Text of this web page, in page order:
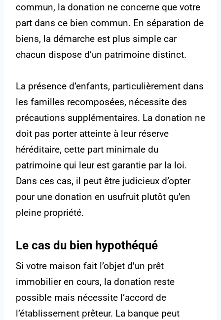
commun, la donation ne concerne que votre
part dans ce bien commun. En séparation de
biens, la démarche est plus simple car
chacun dispose d’un patrimoine distinct.
La présence d’enfants, particulièrement dans
les familles recomposées, nécessite des
précautions supplémentaires. La donation ne
doit pas porter atteinte à leur réserve
héréditaire, cette part minimale du
patrimoine qui leur est garantie par la loi.
Dans ces cas, il peut être judicieux d’opter
pour une donation en usufruit plutôt qu’en
pleine propriété.
Le cas du bien hypothéqué
Si votre maison fait l’objet d’un prêt
immobilier en cours, la donation reste
possible mais nécessite l’accord de
l’établissement prêteur. La banque peut